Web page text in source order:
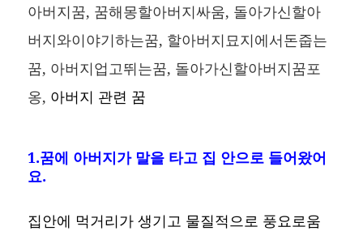
아버지꿈, 꿈해몽할아버지싸움, 돌아가신할아
버지와이야기하는꿈, 할아버지묘지에서돈줍는
꿈, 아버지업고뛰는꿈, 돌아가신할아버지꿈포
옹, 아버지 관련 꿈
1.꿈에 아버지가 말을 타고 집 안으로 들어왔어
요.
집안에 먹거리가 생기고 물질적으로 풍요로움